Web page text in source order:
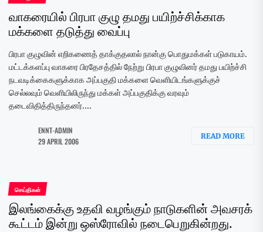
வாகரையில் பிரபா குழு தமது பயிற்ச்சிக்காக
மக்களை தடுத்து வைப்பு
பிரபா குழுவின் எறிகணைத் தாக்குதலால் நான்கு பொதுமக்கள் படுகாயம்.
மட்டக்களப்பு வாகரை பிரதேசத்தில் நேற்று பிரபா குழுவினர் தமது பயிற்ச்சி
நடவடிக்கைகளுக்காக அப்பகுதி மக்களை வெளியிடங்களுக்குச்
செல்லவும் வெளியிலிருந்து மக்கள் அப்பகுதிக்கு வரவும்
தடைவிதித்திருந்தனர்....
ENNT-ADMIN
29 APRIL 2006
READ MORE
செய்திகள்
இலங்கைக்கு உதவி வழங்கும் நாடுகளின் அவசரக்
கூட்டம் இன்று ஒஸ்ரோவில் நடைபெறுகின்றது.